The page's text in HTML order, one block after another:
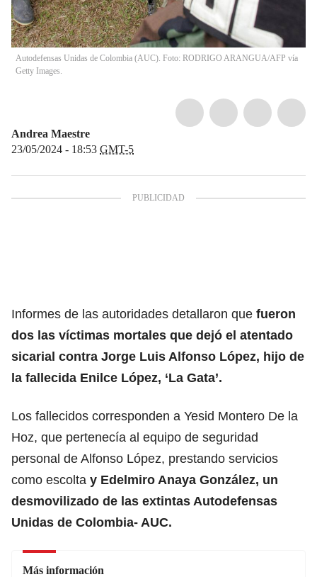
Autodefensas Unidas de Colombia (AUC). Foto: RODRIGO ARANGUA/AFP vía
Getty Images.
Andrea Maestre
23/05/2024 - 18:53 GMT-5
Informes de las autoridades detallaron que fueron
dos las víctimas mortales que dejó el atentado
sicarial contra Jorge Luis Alfonso López, hijo de
la fallecida Enilce López, ‘La Gata’.
Los fallecidos corresponden a Yesid Montero De la
Hoz, que pertenecía al equipo de seguridad
personal de Alfonso López, prestando servicios
como escolta y Edelmiro Anaya González, un
desmovilizado de las extintas Autodefensas
Unidas de Colombia- AUC.
Más información